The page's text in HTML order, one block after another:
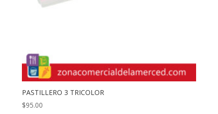
PASTILLERO 3 TRICOLOR
$95.00